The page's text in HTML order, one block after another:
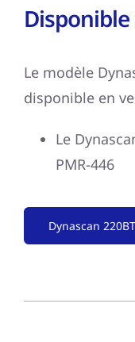
Disponible
Le modèle
disponible en
Le
PMR-446
Dynascan 220BT